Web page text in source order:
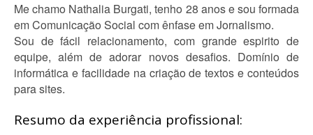
Me chamo Nathalia Burgati, tenho 28 anos e sou formada
em Comunicação Social com ênfase em Jornalismo.
Sou de fácil relacionamento, com grande espirito de
equipe, além de adorar novos desafios. Domínio de
informática e facilidade na criação de textos e conteúdos
para sites.
Resumo da experiência profissional: